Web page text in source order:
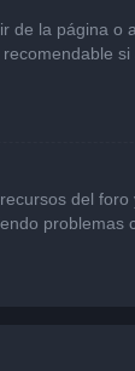
la página
del